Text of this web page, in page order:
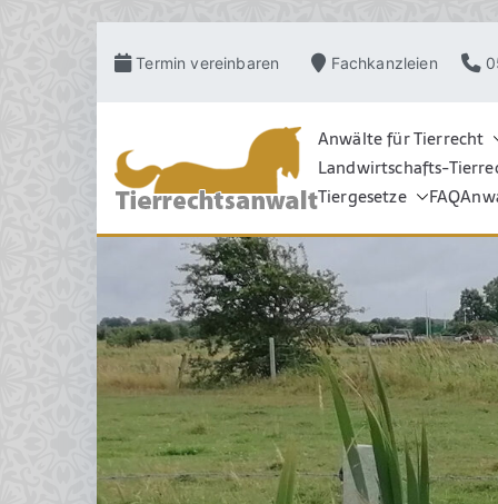
InhaltTermin vereinbaren Fachkanzleien
Pferderecht,
Grosstierrecht,
Schadensrecht,
Anwälte für Tierrecht
Landwirtschafts-
Tiergesetze
FAQ